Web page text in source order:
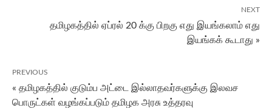
NEXT
தமிழகத்தில் ஏப்ரல் 20 க்கு பிறகு எது இயங்கலாம் எது
இயங்கக் கூடாது »
PREVIOUS
« தமிழகத்தில் குடும்ப அட்டை இல்லாதவர்களுக்கு இலவச
பொருட்கள் வழங்கப்படும் தமிழக அரசு உத்தரவு